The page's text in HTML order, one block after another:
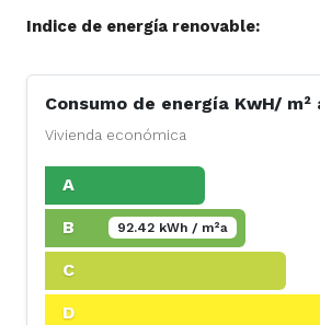
Indice de energía renovable:
Consumo de energía KwH/ m²
Vivienda económica
A
B 92.42 kWh / m²a
C
D